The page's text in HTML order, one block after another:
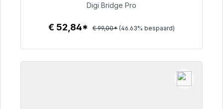
€ 52,84
Digi Bridge Pro
€ 52,84* € 99,00* (46.63% bespaard)